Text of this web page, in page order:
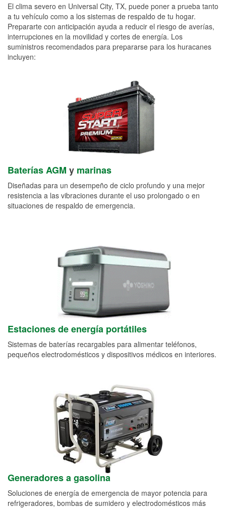
El clima severo en Universal City, TX, puede poner a prueba tanto
a tu vehículo como a los sistemas de respaldo de tu hogar.
Prepararte con anticipación ayuda a reducir el riesgo de averías,
interrupciones en la movilidad y cortes de energía. Los
suministros recomendados para prepararse para los huracanes
incluyen:
Baterías AGM y marinas
Diseñadas para un desempeño de ciclo profundo y una mejor
resistencia a las vibraciones durante el uso prolongado o en
situaciones de respaldo de emergencia.
Estaciones de energía portátiles
Sistemas de baterías recargables para alimentar teléfonos,
pequeños electrodomésticos y dispositivos médicos en interiores.
Generadores a gasolina
Soluciones de energía de emergencia de mayor potencia para
refrigeradores, bombas de sumidero y electrodomésticos más